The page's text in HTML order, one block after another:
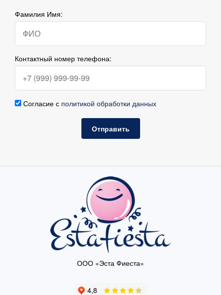
Фамилия Имя:
Контактный номер телефона:
Согласие с политикой обработки данных
Отправить
ООО «Эста Фиеста»